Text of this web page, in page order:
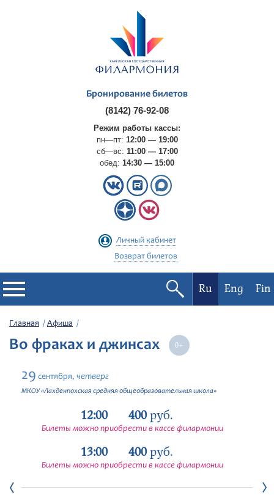
Бронирование билетов
(8142) 76-92-08
Режим работы кассы:
пн—пт: 12:00 — 19:00
сб—вс: 11:00 — 17:00
обед: 14:30 — 15:00
Личный кабинет
Возврат билетов
Филармония
Афиша
Фестивали
Контакты
Ru Eng Fin
Главная Афиша
Во фраках и джинсах
29 сентября, четверг
МКОУ «Лахденпохская средняя общеобразовательная школа»
12:00 400руб.
Билеты можно приобрести в кассе филармонии
13:00 400руб.
Билеты можно приобрести в кассе филармонии